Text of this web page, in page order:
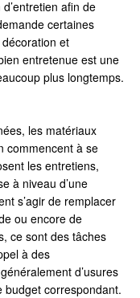
afin de
certaines
et
entretenue est une
plus longtemps.
les matériaux
commencent à se
les entretiens,
à niveau d’une
s’agir de remplacer
ou encore de
ce sont des tâches
à des
d’usures
budget correspondant.